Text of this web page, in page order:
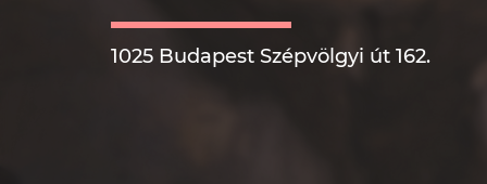
1025 Budapest Szépvölgyi út 162.